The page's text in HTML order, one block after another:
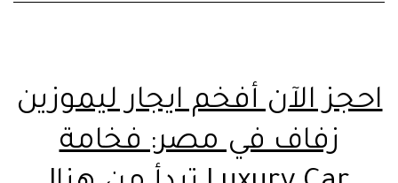
احجز الآن أفخم ايجار ليموزين
زفاف في مصر: فخامة